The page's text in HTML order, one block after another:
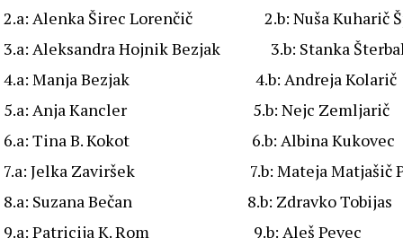
2.a: Alenka Širec Lorenčič 2.b: Nuša Kuharič
3.a: Aleksandra Hojnik Bezjak 3.b:
4.a: Manja Bezjak 4.b: Andreja
5.a: Anja Kancler 5.b: Nejc Zemljarič
6.a: Tina B. Kokot 6.b: Albina
7.a: Jelka Zaviršek 7.b: Mateja Matjašič
8.a: Suzana Bečan 8.b: Zdravko Tobijas
9.a: Patricija K. Rom 9.b: Aleš Pevec